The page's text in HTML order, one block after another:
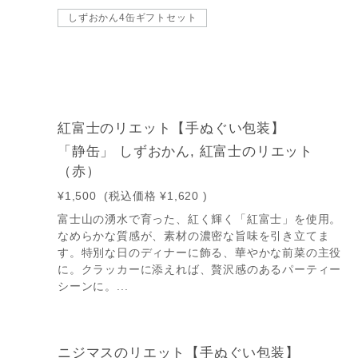
しずおかん4缶ギフトセット
紅富士のリエット【手ぬぐい包装】
「静缶」 しずおかん, 紅富士のリエット
（赤）
¥1,500 (税込価格 ¥1,620 )
富士山の湧水で育った、紅く輝く「紅富士」を使用。
なめらかな質感が、素材の濃密な旨味を引き立てま
す。特別な日のディナーに飾る、華やかな前菜の主役
に。クラッカーに添えれば、贅沢感のあるパーティー
シーンに。...
ニジマスのリエット【手ぬぐい包装】